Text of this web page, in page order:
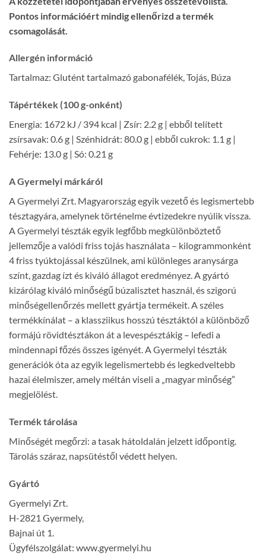
Pontos információért mindig ellenőrizd a termék
csomagolását.
Allergén információ
Tartalmaz: Glutént tartalmazó gabonafélék, Tojás, Búza
Tápértékek (100 g-onként)
Energia: 1672 kJ / 394 kcal | Zsír: 2.2 g | ebből telített
zsírsavak: 0.6 g | Szénhidrát: 80.0 g | ebből cukrok: 1.1 g |
Fehérje: 13.0 g | Só: 0.21 g
A Gyermelyi márkáról
A Gyermelyi Zrt. Magyarország egyik vezető és legismertebb
tésztagyára, amelynek történelme évtizedekre nyúlik vissza.
A Gyermelyi tészták egyik legfőbb megkülönböztető
jellemzője a valódi friss tojás használata – kilogrammonként
4 friss tyúktojással készülnek, ami különleges aranysárga
színt, gazdag ízt és kiváló állagot eredményez. A gyártó
kizárólag kiváló minőségű búzalisztet használ, és szigorú
minőségellenőrzés mellett gyártja termékeit. A széles
termékkínálat – a klassziikus hosszú tésztáktól a különböző
formájú rövidtésztákon át a levespésztákig – lefedi a
mindennapi főzés összes igényét. A Gyermelyi tészták
generációk óta az egyik legelismertebb és legkedveltebb
hazai élelmiszer, amely méltán viseli a „magyar minőség”
megjelölést.
Termék tárolása
Minőségét megőrzi: a tasak hátoldalán jelzett időpontig.
Tárolás száraz, napsütéstől védett helyen.
Gyártó
Gyermelyi Zrt.
H-2821 Gyermely,
Bajnai út 1.
Ügyfélszolgálat: www.gyermelyi.hu